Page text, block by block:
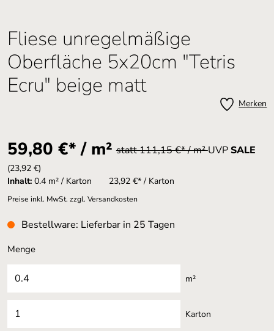
Fliese unregelmäßige
Oberfläche 5x20cm "Tetris
Ecru" beige matt
Merken
59,80 €* / m² statt 111,15 €* / m²UVPSALE
(23,92 €)
Inhalt: 0.4 m² / Karton 23,92 €* / Karton
Preise inkl. MwSt. zzgl. Versandkosten
Bestellware: Lieferbar in 25 Tagen
Menge
m²
Karton